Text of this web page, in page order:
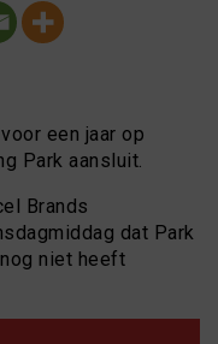
een jaar op
Park aansluit.
Brands
dat Park
niet heeft